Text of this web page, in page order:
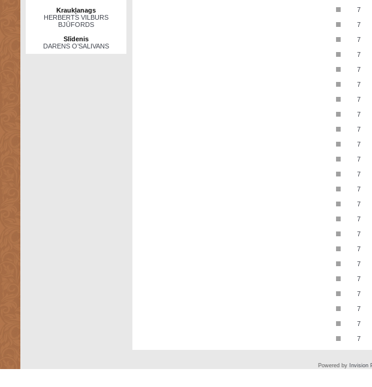
Kraukļanags
HERBERTS VILBURS
BJŪFORDS
Slīdenis
DARENS O’SALIVANS
■ 7
■ 7
■ 7
■ 7
■ 7
■ 7
■ 7
■ 7
■ 7
■ 7
■ 7
■ 7
■ 7
■ 7
■ 7
■ 7
■ 7
■ 7
■ 7
■ 7
■ 7
■ 7
■ 7
Powered by Invision